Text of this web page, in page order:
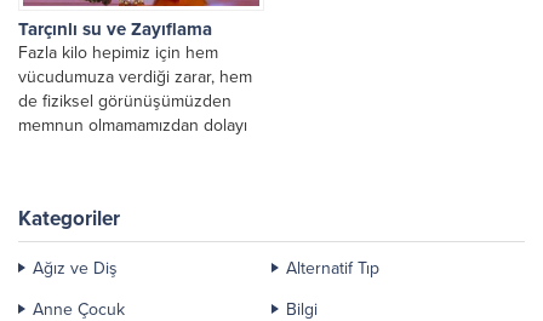
Tarçınlı su ve Zayıflama
Fazla kilo hepimiz için hem
vücudumuza verdiği zarar, hem
de fiziksel görünüşümüzden
memnun olmamamızdan dolayı
Kategoriler
Ağız ve Diş
Alternatif Tıp
Anne Çocuk
Bilgi